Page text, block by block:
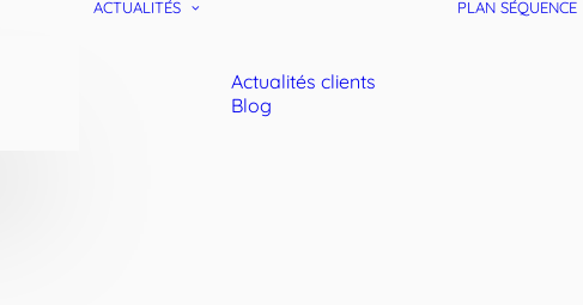
ACTUALITÉS
Actualités clients
Blog
PLAN SÉQUENCE